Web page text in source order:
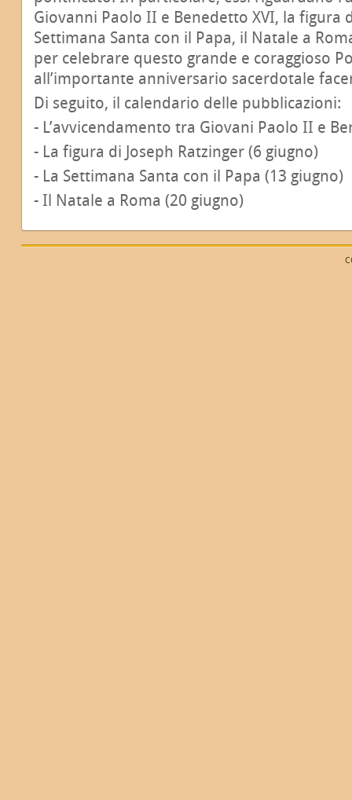
Giovanni Paolo II e Benedetto XVI, la figura
Settimana Santa con il Papa, il Natale a
per celebrare questo grande e coraggioso
all’importante anniversario sacerdotale
Di seguito, il calendario delle pubblicazioni:
- L’avvicendamento tra Giovani Paolo II e
- La figura di Joseph Ratzinger (6 giugno)
- La Settimana Santa con il Papa (13 giugno)
- Il Natale a Roma (20 giugno)